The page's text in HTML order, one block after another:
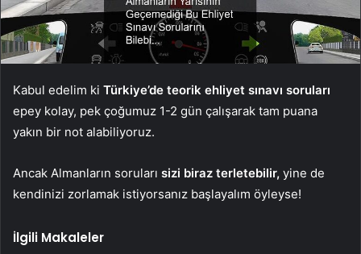
Kabul edelim ki Türkiye’de teorik ehliyet sınavı soruları
epey kolay, pek çoğumuz 1-2 gün çalışarak tam puana
yakın bir not alabiliyoruz.
Ancak Almanların soruları sizi biraz terletebilir, yine de
kendinizi zorlamak istiyorsanız başlayalım öyleyse!
İlgili Makaleler